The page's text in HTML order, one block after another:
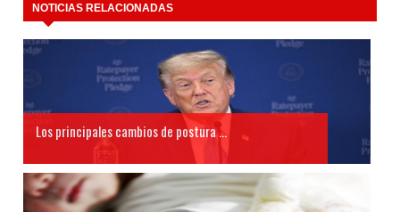
NOTICIAS RELACIONADAS
Los principales cambios de postura ...